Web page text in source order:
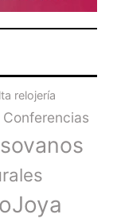
relojería
Conferencias